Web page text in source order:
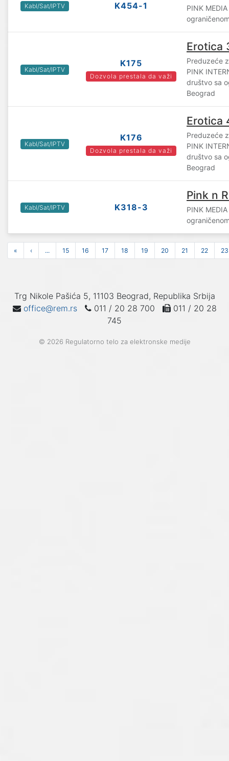
Kabl/Sat/IPTV K454-1
PINK
Kabl/Sat/IPTV
K175
Dozvola prestala da važi
Erotica
Preduzeće
PINK
društvo sa
Beograd
Kabl/Sat/IPTV
K176
Dozvola prestala da važi
Erotica
Preduzeće
PINK
društvo sa
Beograd
Kabl/Sat/IPTV K318-3
Pink n
PINK
« ‹ ... 15 16 17 18 19 20 21 22 23
Trg Nikole Pašića 5, 11103 Beograd, Republika Srbija
office@rem.rs
011 / 20 28 700
011 / 20 28
745
© 2026 Regulatorno telo za elektronske medije